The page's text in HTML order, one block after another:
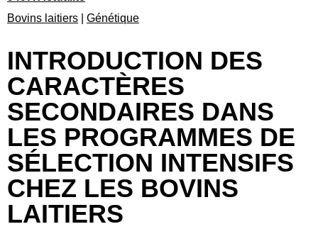
Bovins laitiers
Génétique
INTRODUCTION DES
CARACTÈRES
SECONDAIRES DANS
LES PROGRAMMES DE
SÉLECTION INTENSIFS
CHEZ LES BOVINS
LAITIERS